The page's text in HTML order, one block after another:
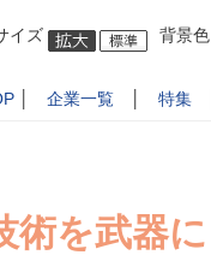
イズ 背景色
企業一覧 特集
術を武器に